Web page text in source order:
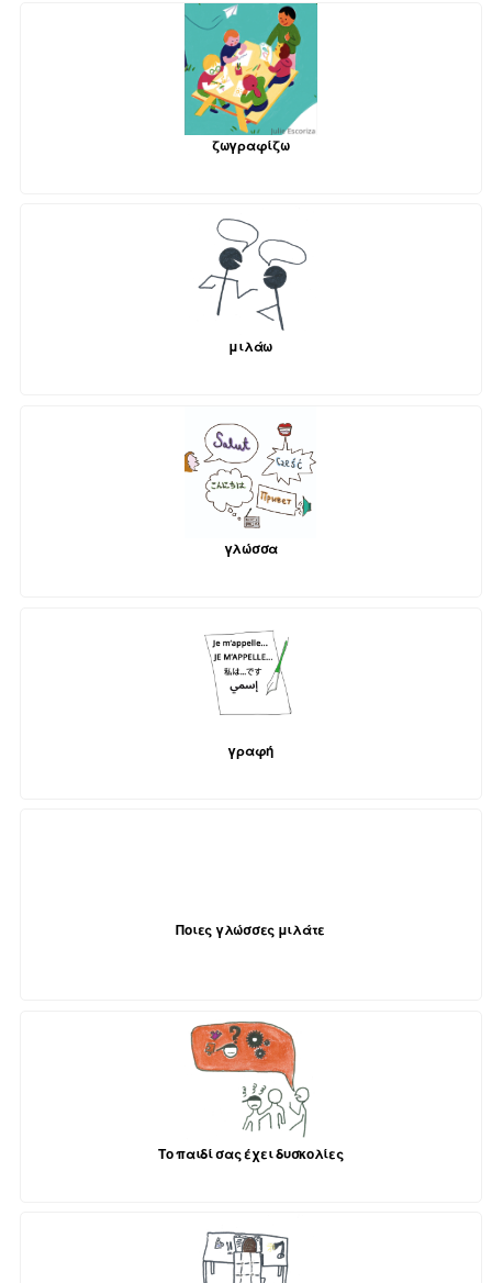
ζωγραφίζω
μιλάω
γλώσσα
γραφή
Ποιες γλώσσες μιλάτε
Το παιδί σας έχει δυσκολίες